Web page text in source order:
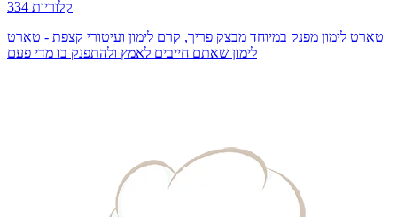
334 קלוריות
טארט לימון מפנק במיוחד מבצק פריך, קרם לימון ועיטורי קצפת - טארט
לימון שאתם חייבים לאמץ ולהתפנק בו מדי פעם